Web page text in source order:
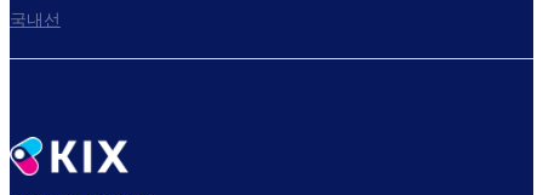
국내선